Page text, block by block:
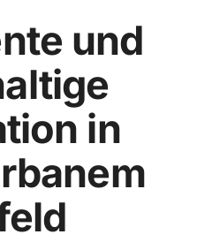
und
in